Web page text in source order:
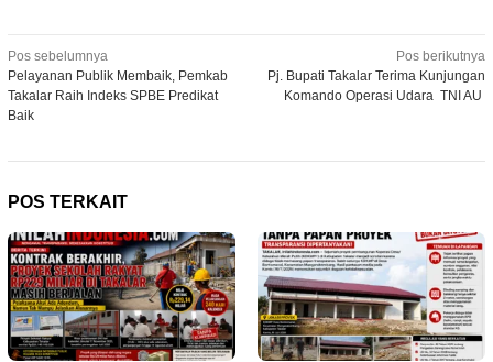
Navigasi
pos
Pos sebelumnya
Pelayanan Publik Membaik, Pemkab
Takalar Raih Indeks SPBE Predikat
Baik
Pos berikutnya
Pj. Bupati Takalar Terima Kunjungan
Komando Operasi Udara TNI AU
POS TERKAIT